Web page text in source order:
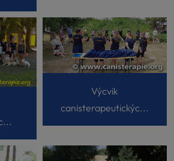
Výcvik
canisterapeutickýc...